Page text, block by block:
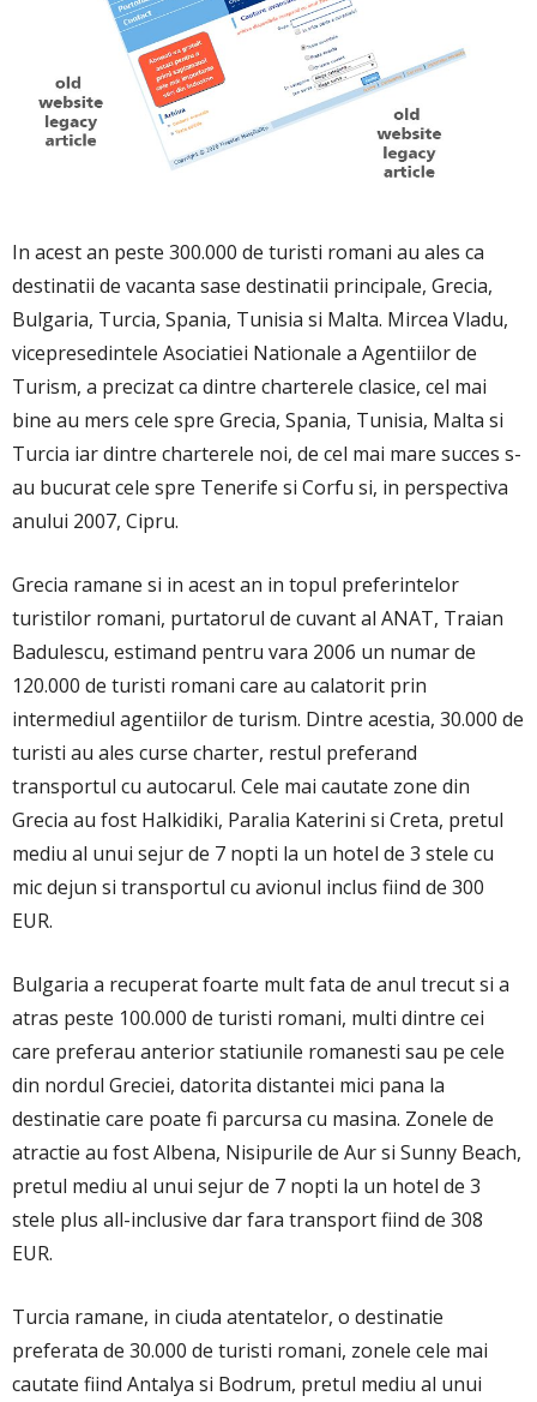
In acest an peste 300.000 de turisti romani au ales ca
destinatii de vacanta sase destinatii principale, Grecia,
Bulgaria, Turcia, Spania, Tunisia si Malta. Mircea Vladu,
vicepresedintele Asociatiei Nationale a Agentiilor de
Turism, a precizat ca dintre charterele clasice, cel mai
bine au mers cele spre Grecia, Spania, Tunisia, Malta si
Turcia iar dintre charterele noi, de cel mai mare succes s-
au bucurat cele spre Tenerife si Corfu si, in perspectiva
anului 2007, Cipru.
Grecia ramane si in acest an in topul preferintelor
turistilor romani, purtatorul de cuvant al ANAT, Traian
Badulescu, estimand pentru vara 2006 un numar de
120.000 de turisti romani care au calatorit prin
intermediul agentiilor de turism. Dintre acestia, 30.000 de
turisti au ales curse charter, restul preferand
transportul cu autocarul. Cele mai cautate zone din
Grecia au fost Halkidiki, Paralia Katerini si Creta, pretul
mediu al unui sejur de 7 nopti la un hotel de 3 stele cu
mic dejun si transportul cu avionul inclus fiind de 300
EUR.
Bulgaria a recuperat foarte mult fata de anul trecut si a
atras peste 100.000 de turisti romani, multi dintre cei
care preferau anterior statiunile romanesti sau pe cele
din nordul Greciei, datorita distantei mici pana la
destinatie care poate fi parcursa cu masina. Zonele de
atractie au fost Albena, Nisipurile de Aur si Sunny Beach,
pretul mediu al unui sejur de 7 nopti la un hotel de 3
stele plus all-inclusive dar fara transport fiind de 308
EUR.
Turcia ramane, in ciuda atentatelor, o destinatie
preferata de 30.000 de turisti romani, zonele cele mai
cautate fiind Antalya si Bodrum, pretul mediu al unui